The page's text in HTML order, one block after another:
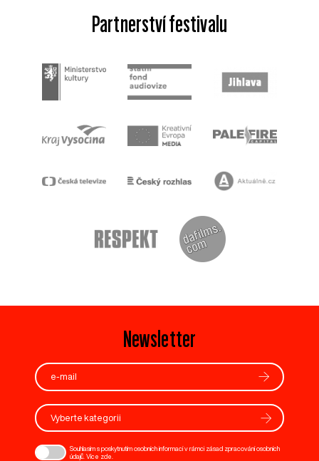
Partnerství festivalu
Newsletter
Vyberte kategorii
Souhlasím s poskytnutím osobních informací v rámci zásad zpracování osobních
údajů. Více zde